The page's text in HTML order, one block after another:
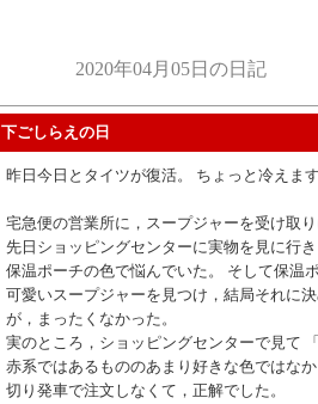
2020年04月05日の日記
下ごしらえの日
昨日今日とタイツが復活。 ちょっと冷えます
宅急便の営業所に，スープジャーを受け取り
先日ショッピングセンターに実物を見に行
保温ポーチの色で悩んでいた。 そして保温
可愛いスープジャーを見つけ，結局それに
が，まったくなかった。
実のところ，ショッピングセンターで見て
赤系ではあるもののあまり好きな色ではな
切り発車で注文しなくて，正解でした。